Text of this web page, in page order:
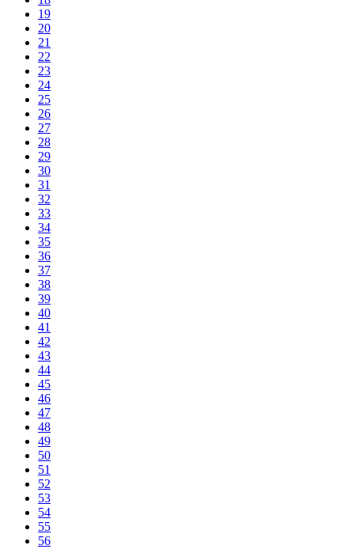
19
20
21
22
23
24
25
26
27
28
29
30
31
32
33
34
35
36
37
38
39
40
41
42
43
44
45
46
47
48
49
50
51
52
53
54
55
56